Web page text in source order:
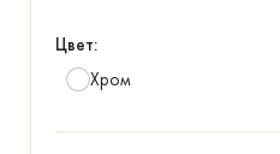
Цвет:
Хром